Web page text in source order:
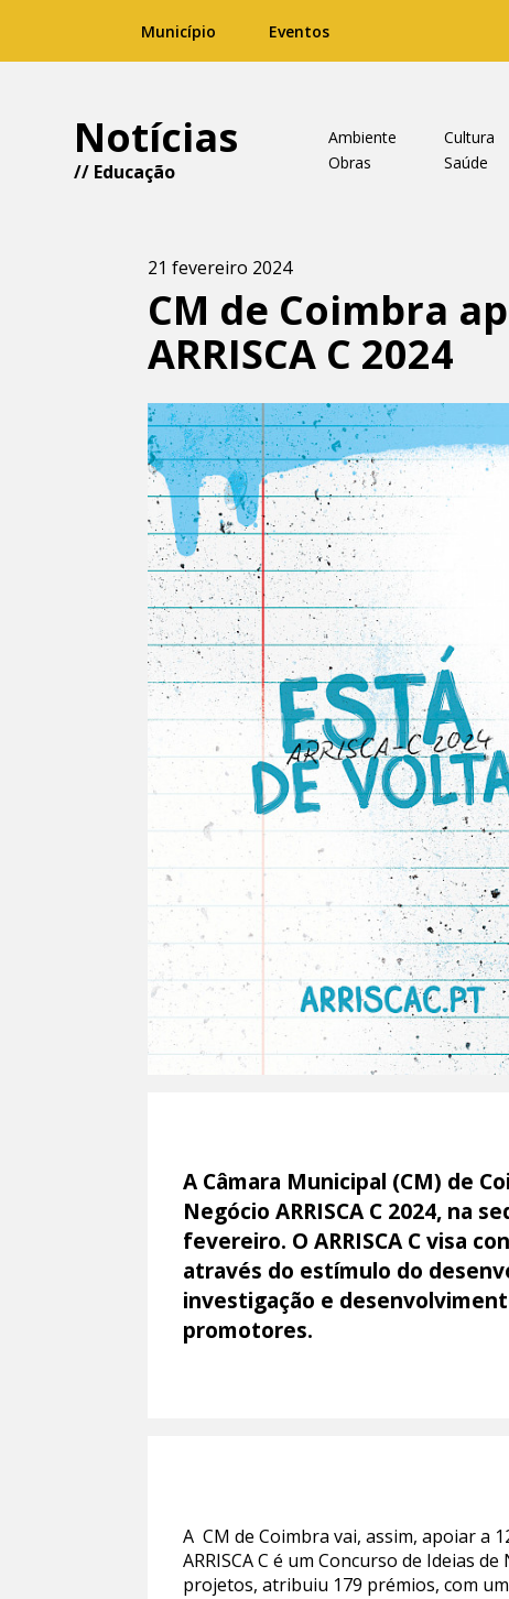
Município Eventos
Notícias
// Educação
Ambiente Cultura
Obras
Saúde
21 fevereiro 2024
CM de Coimbra
ARRISCA C 2024
A Câmara Municipal (CM) de
Negócio ARRISCA C 2024, na
fevereiro. O ARRISCA C visa
através do estímulo do
investigação e
promotores.
A CM de Coimbra vai, assim, apoiar a
ARRISCA C é um Concurso de Ideias
projetos, atribuiu 179 prémios, com